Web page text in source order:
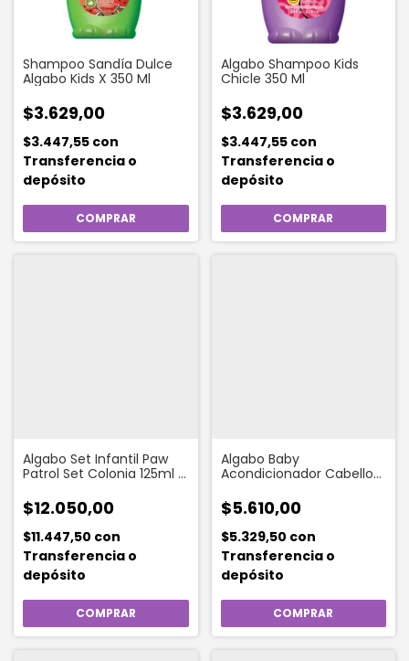
Shampoo Sandía Dulce
Algabo Kids X 350 Ml
$3.629,00
$3.447,55 con
Transferencia o
depósito
Algabo Shampoo Kids
Chicle 350 Ml
$3.629,00
$3.447,55 con
Transferencia o
depósito
Algabo Set Infantil Paw
Patrol Set Colonia 125ml +
$12.050,00
$11.447,50 con
Transferencia o
depósito
Algabo Baby
Acondicionador Cabellos
$5.610,00
$5.329,50 con
Transferencia o
depósito